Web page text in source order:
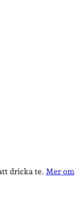
dricka te. Mer om